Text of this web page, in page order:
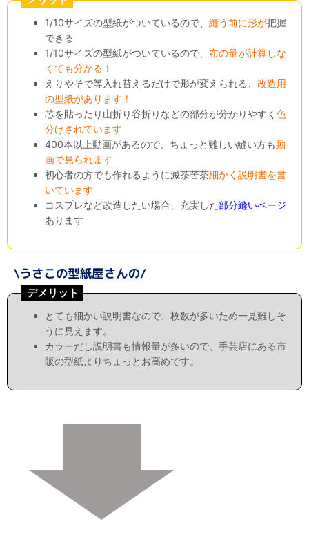
1/10サイズの型紙がついているので、縫う前に形が把握
できる
1/10サイズの型紙がついているので、布の量が計算しな
くても分かる！
えりやそで等入れ替えるだけで形が変えられる、改造用
の型紙があります！
芯を貼ったり山折り谷折りなどの部分が分かりやすく色
分けされています
400本以上動画があるので、ちょっと難しい縫い方も動
画で見られます
初心者の方でも作れるように滅茶苦茶細かく説明書を書
いています
コスプレなど改造したい場合、充実した部分縫いページ
あります
デメリット
とても細かい説明書なので、枚数が多いため一見難しそ
うに見えます。
カラーだし説明書も情報量が多いので、手芸店にある市
販の型紙よりちょっとお高めです。